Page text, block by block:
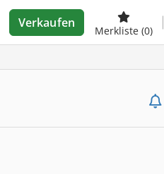
Verkaufen
Merkliste (0)